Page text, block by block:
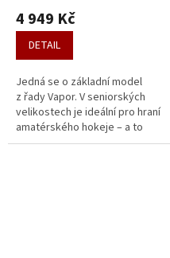
4 949 Kč
DETAIL
Jedná se o základní model
z řady Vapor. V seniorských
velikostech je ideální pro hraní
amatérského hokeje – a to
spíše méně často, přibližně